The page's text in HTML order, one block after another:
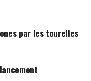
par les tourelles